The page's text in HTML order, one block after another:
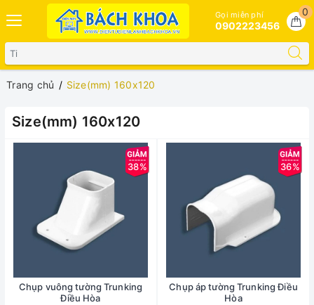
0
Gọi miễn phí
0902223456
Trang chủ Size(mm) 160x120
Size(mm) 160x120
38%
Chụp vuông tường Trunking
Điều Hòa
36%
Chụp áp tường Trunking Điều
Hòa